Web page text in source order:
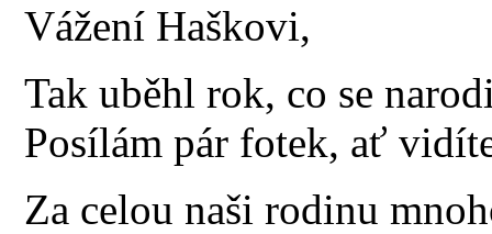
Vážení Haškovi,
Tak uběhl rok, co se
Posílám pár fotek, ať
Za celou naši rodinu